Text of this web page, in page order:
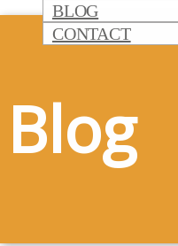
BLOG
CONTACT
Blog